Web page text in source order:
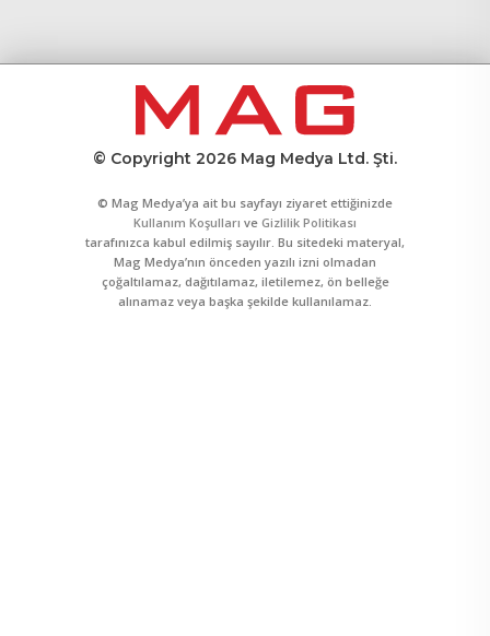
© Copyright 2026 Mag Medya Ltd. Şti.
© Mag Medya’ya ait bu sayfayı ziyaret ettiğinizde
Kullanım Koşulları ve Gizlilik Politikası
tarafınızca kabul edilmiş sayılır. Bu sitedeki materyal,
Mag Medya’nın önceden yazılı izni olmadan
çoğaltılamaz, dağıtılamaz, iletilemez, ön belleğe
alınamaz veya başka şekilde kullanılamaz.